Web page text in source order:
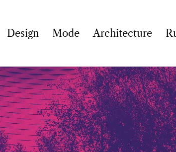
Design Mode Architecture